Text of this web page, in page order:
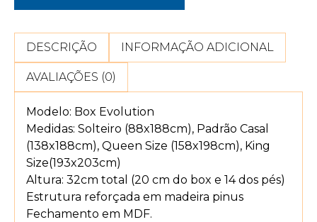
DESCRIÇÃO INFORMAÇÃO ADICIONAL
AVALIAÇÕES (0)
Modelo: Box Evolution
Medidas: Solteiro (88x188cm), Padrão Casal
(138x188cm), Queen Size (158x198cm), King
Size(193x203cm)
Altura: 32cm total (20 cm do box e 14 dos pés)
Estrutura reforçada em madeira pinus
Fechamento em MDF.